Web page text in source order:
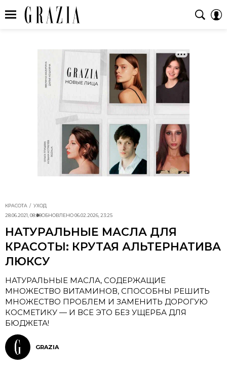
КРАСОТА
УХОД
28.06.2021, 08:28ОБНОВЛЕНО06.02.2026, 23:25
НАТУРАЛЬНЫЕ МАСЛА ДЛЯ
КРАСОТЫ: КРУТАЯ АЛЬТЕРНАТИВА
ЛЮКСУ
НАТУРАЛЬНЫЕ МАСЛА, СОДЕРЖАЩИЕ
МНОЖЕСТВО ВИТАМИНОВ, СПОСОБНЫ РЕШИТЬ
МНОЖЕСТВО ПРОБЛЕМ И ЗАМЕНИТЬ ДОРОГУЮ
КОСМЕТИКУ — И ВСЕ ЭТО БЕЗ УЩЕРБА ДЛЯ
БЮДЖЕТА!
GRAZIA